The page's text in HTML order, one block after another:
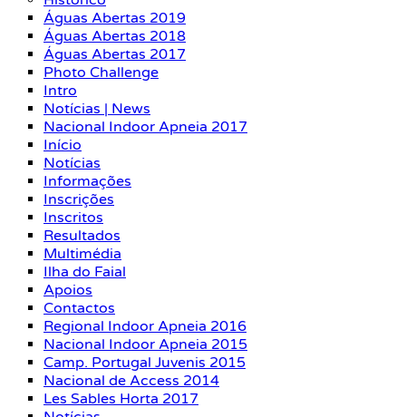
Águas Abertas 2019
Águas Abertas 2018
Águas Abertas 2017
Photo Challenge
Intro
Notícias | News
Nacional Indoor Apneia 2017
Início
Notícias
Informações
Inscrições
Inscritos
Resultados
Multimédia
Ilha do Faial
Apoios
Contactos
Regional Indoor Apneia 2016
Nacional Indoor Apneia 2015
Camp. Portugal Juvenis 2015
Nacional de Access 2014
Les Sables Horta 2017